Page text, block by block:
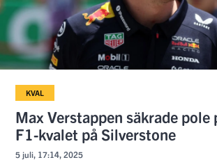
KVAL
Max Verstappen säkrade
F1-kvalet på Silverstone
5 juli, 17:14, 2025